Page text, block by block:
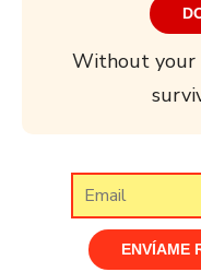
Without your